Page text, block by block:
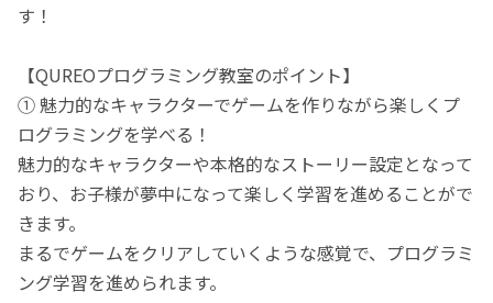
す！
【QUREOプログラミング教室のポイント】
① 魅力的なキャラクターでゲームを作りながら楽しくプ
ログラミングを学べる！
魅力的なキャラクターや本格的なストーリー設定となって
おり、お子様が夢中になって楽しく学習を進めることがで
きます。
まるでゲームをクリアしていくような感覚で、プログラミ
ング学習を進められます。